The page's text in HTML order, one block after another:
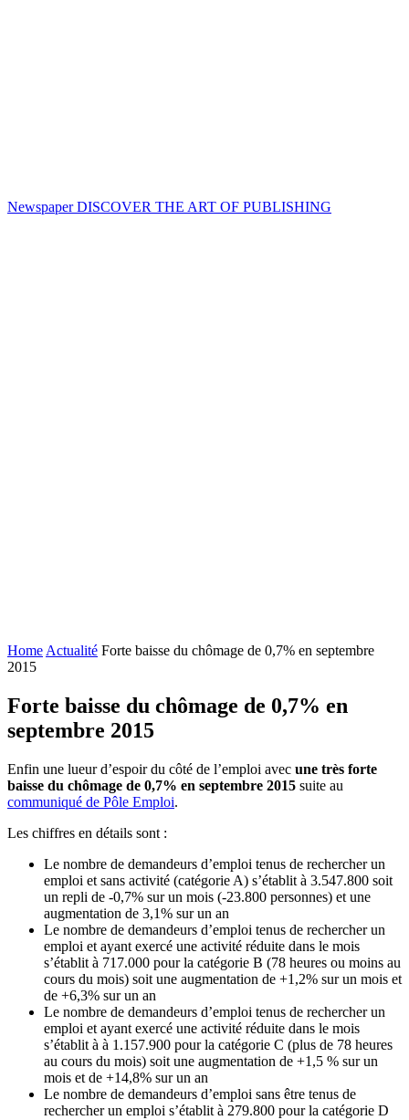
Newspaper DISCOVER THE ART OF PUBLISHING
Home Actualité Forte baisse du chômage de 0,7% en septembre
2015
Forte baisse du chômage de 0,7% en
septembre 2015
Enfin une lueur d’espoir du côté de l’emploi avec une très forte
baisse du chômage de 0,7% en septembre 2015 suite au
communiqué de Pôle Emploi.
Les chiffres en détails sont :
Le nombre de demandeurs d’emploi tenus de rechercher un
emploi et sans activité (catégorie A) s’établit à 3.547.800 soit
un repli de -0,7% sur un mois (-23.800 personnes) et une
augmentation de 3,1% sur un an
Le nombre de demandeurs d’emploi tenus de rechercher un
emploi et ayant exercé une activité réduite dans le mois
s’établit à 717.000 pour la catégorie B (78 heures ou moins au
cours du mois) soit une augmentation de +1,2% sur un mois et
de +6,3% sur un an
Le nombre de demandeurs d’emploi tenus de rechercher un
emploi et ayant exercé une activité réduite dans le mois
s’établit à à 1.157.900 pour la catégorie C (plus de 78 heures
au cours du mois) soit une augmentation de +1,5 % sur un
mois et de +14,8% sur un an
Le nombre de demandeurs d’emploi sans être tenus de
rechercher un emploi s’établit à 279.800 pour la catégorie D